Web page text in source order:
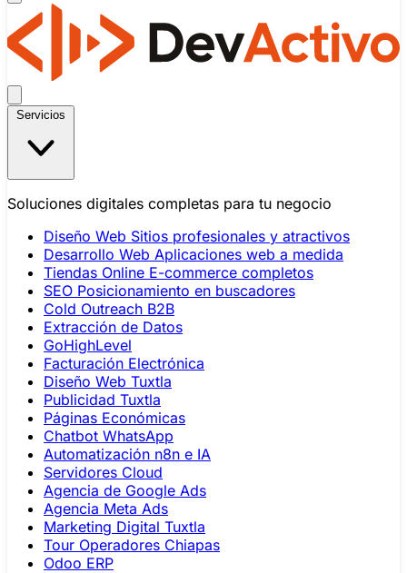
Servicios
Soluciones digitales completas para tu negocio
Diseño Web Sitios profesionales y atractivos
Desarrollo Web Aplicaciones web a medida
Tiendas Online E-commerce completos
SEO Posicionamiento en buscadores
Cold Outreach B2B
Extracción de Datos
GoHighLevel
Facturación Electrónica
Diseño Web Tuxtla
Publicidad Tuxtla
Páginas Económicas
Chatbot WhatsApp
Automatización n8n e IA
Servidores Cloud
Agencia de Google Ads
Agencia Meta Ads
Marketing Digital Tuxtla
Tour Operadores Chiapas
Odoo ERP